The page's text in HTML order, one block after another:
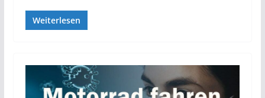
Weiterlesen